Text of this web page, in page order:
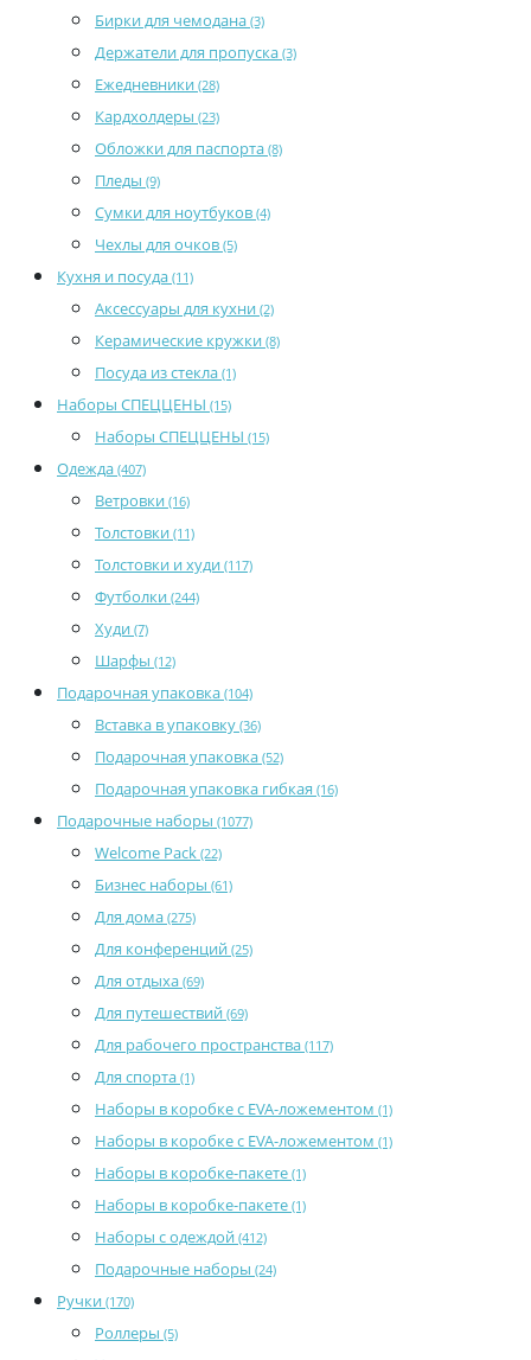
Бирки для чемодана (3)
Держатели для пропуска (3)
Ежедневники (28)
Кардхолдеры (23)
Обложки для паспорта (8)
Пледы (9)
Сумки для ноутбуков (4)
Чехлы для очков (5)
Кухня и посуда (11)
Аксессуары для кухни (2)
Керамические кружки (8)
Посуда из стекла (1)
Наборы СПЕЦЦЕНЫ (15)
Наборы СПЕЦЦЕНЫ (15)
Одежда (407)
Ветровки (16)
Толстовки (11)
Толстовки и худи (117)
Футболки (244)
Худи (7)
Шарфы (12)
Подарочная упаковка (104)
Вставка в упаковку (36)
Подарочная упаковка (52)
Подарочная упаковка гибкая (16)
Подарочные наборы (1077)
Welcome Pack (22)
Бизнес наборы (61)
Для дома (275)
Для конференций (25)
Для отдыха (69)
Для путешествий (69)
Для рабочего пространства (117)
Для спорта (1)
Наборы в коробке с EVA-ложементом (1)
Наборы в коробке с EVA-ложементом (1)
Наборы в коробке-пакете (1)
Наборы в коробке-пакете (1)
Наборы с одеждой (412)
Подарочные наборы (24)
Ручки (170)
Роллеры (5)